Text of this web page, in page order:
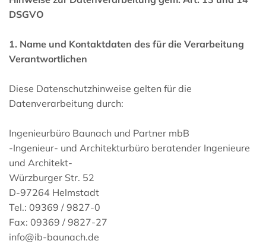
DSGVO
1. Name und Kontaktdaten des für die Verarbeitung
Verantwortlichen
Diese Datenschutzhinweise gelten für die
Datenverarbeitung durch:
Ingenieurbüro Baunach und Partner mbB
-Ingenieur- und Architekturbüro beratender Ingenieure
und Architekt-
Würzburger Str. 52
D-97264 Helmstadt
Tel.: 09369 / 9827-0
Fax: 09369 / 9827-27
info@ib-baunach.de